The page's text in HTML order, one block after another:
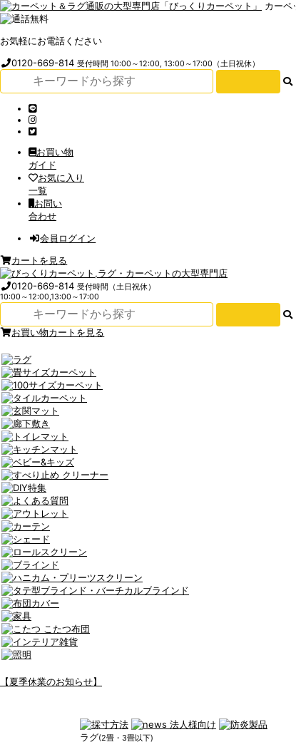
カーペ
お気軽にお電話ください
0120-669-814受付時間 10:00～12:00, 13:00～17:00（土日祝休）
お買い物
ガイド
お気に入り
一覧
お問い
合わせ
会員ログイン
カートを見る
0120-669-814受付時間（土日祝休）
10:00～12:00,13:00～17:00
お買い物カートを見る
【夏季休業のお知らせ】
ラグ(2畳・3畳以下)